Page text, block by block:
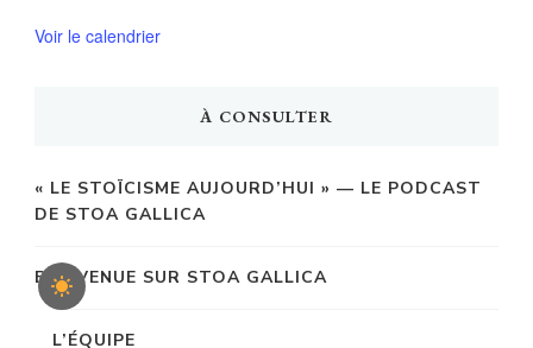
Voir le calendrier
À CONSULTER
« LE STOÏCISME AUJOURD’HUI » — LE PODCAST
DE STOA GALLICA
BIENVENUE SUR STOA GALLICA
L’ÉQUIPE